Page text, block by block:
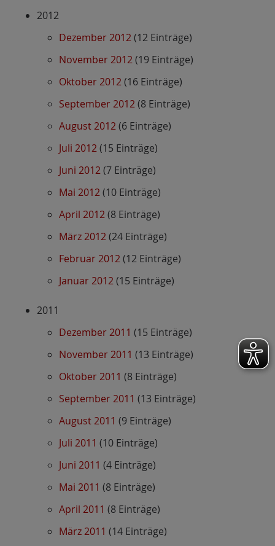
2012
Dezember 2012(12 Einträge)
November 2012(19 Einträge)
Oktober 2012(16 Einträge)
September 2012(8 Einträge)
August 2012(6 Einträge)
Juli 2012(15 Einträge)
Juni 2012(7 Einträge)
Mai 2012(10 Einträge)
April 2012(8 Einträge)
März 2012(24 Einträge)
Februar 2012(12 Einträge)
Januar 2012(15 Einträge)
2011
Dezember 2011 (15 Einträge)
November 2011 (13 Einträge)
Oktober 2011 (8 Einträge)
September 2011 (13 Einträge)
August 2011 (9 Einträge)
Juli 2011 (10 Einträge)
Juni 2011 (4 Einträge)
Mai 2011 (8 Einträge)
April 2011 (8 Einträge)
März 2011 (14 Einträge)